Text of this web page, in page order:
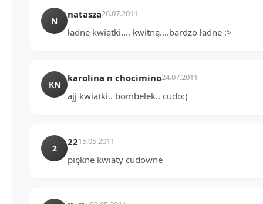
N
natasza26.07.2011
ładne kwiatki.... kwitną....bardzo ładne :>
KN
karolina n chocimino24.07.2011
ajj kwiatki.. bombelek.. cudo:)
2
2215.05.2011
piękne kwiaty cudowne